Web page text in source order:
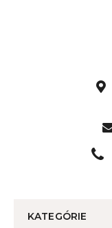
KATEGÓRIE